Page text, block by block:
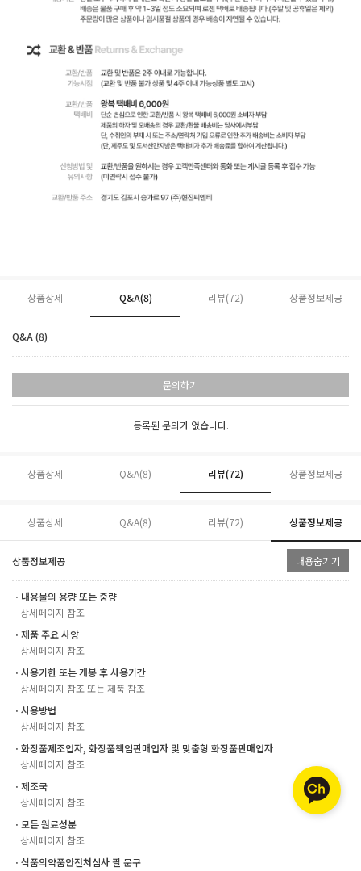
상품상세 Q&A(8) 리뷰(72) 상품정보제공
Q&A (8)
문의하기
등록된 문의가 없습니다.
상품상세 Q&A(8) 리뷰(72) 상품정보제공
상품상세 Q&A(8) 리뷰(72) 상품정보제공
상품정보제공 내용숨기기
ㆍ내용물의 용량 또는 중량
상세페이지 참조
ㆍ제품 주요 사양
상세페이지 참조
ㆍ사용기한 또는 개봉 후 사용기간
상세페이지 참조 또는 제품 참조
ㆍ사용방법
상세페이지 참조
ㆍ화장품제조업자, 화장품책임판매업자 및 맞춤형 화장품판매업자
상세페이지 참조
ㆍ제조국
상세페이지 참조
ㆍ모든 원료성분
상세페이지 참조
ㆍ식품의약품안전처심사 필 문구